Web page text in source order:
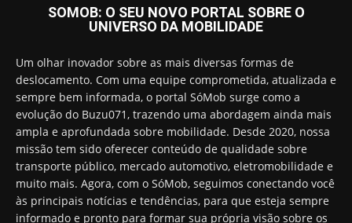
SOMOB: O SEU NOVO PORTAL SOBRE O
UNIVERSO DA MOBILIDADE
Um olhar inovador sobre as mais diversas formas de
deslocamento. Com uma equipe comprometida, atualizada e
sempre bem informada, o portal SóMob surge como a
evolução do Buzu071, trazendo uma abordagem ainda mais
ampla e aprofundada sobre mobilidade. Desde 2020, nossa
missão tem sido oferecer conteúdo de qualidade sobre
transporte público, mercado automotivo, eletromobilidade e
muito mais. Agora, com o SóMob, seguimos conectando você
às principais notícias e tendências, para que esteja sempre
informado e pronto para formar sua própria visão sobre os